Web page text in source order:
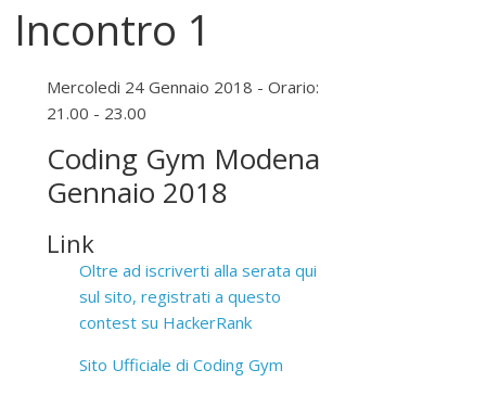
Incontro 1
Mercoledi 24 Gennaio 2018 - Orario:
21.00 - 23.00
Coding Gym Modena
Gennaio 2018
Link
Oltre ad iscriverti alla serata qui
sul sito, registrati a questo
contest su HackerRank
Sito Ufficiale di Coding Gym